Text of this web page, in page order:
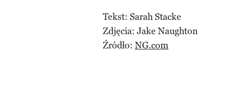
Tekst: Sarah Stacke
Zdjęcia: Jake Naughton
Źródło: NG.com